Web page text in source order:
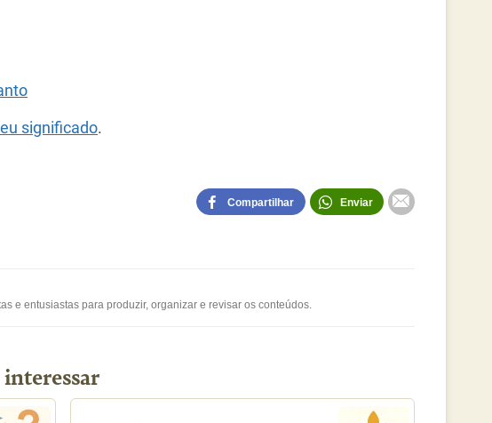
significado.
Compartilhar Enviar
e entusiastas para produzir, organizar e revisar os conteúdos.